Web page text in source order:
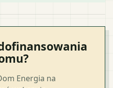
Energia na